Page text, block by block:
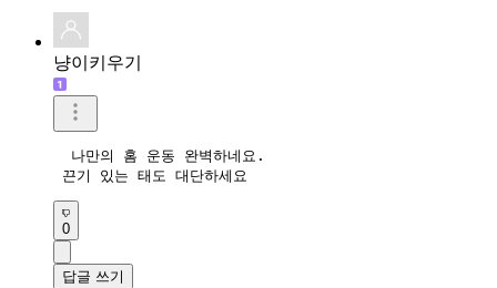
냥이키우기
  나만의 홈 운동 완벽하네요.
끈기 있는 태도 대단하세요
0
답글 쓰기